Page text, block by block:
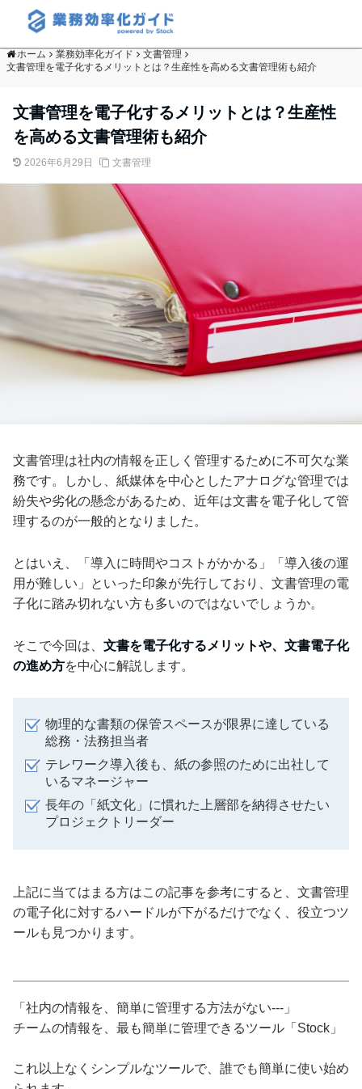
ホーム 業務効率化ガイド
文書管理
文書管理を電子化するメリットとは？生産性を高める文書管理術も紹介
文書管理を電子化するメリットとは？生産性
を高める文書管理術も紹介
2026年6月29日 文書管理
文書管理は社内の情報を正しく管理するために不可欠な業
務です。しかし、紙媒体を中心としたアナログな管理では
紛失や劣化の懸念があるため、近年は文書を電子化して管
理するのが一般的となりました。
とはいえ、「導入に時間やコストがかかる」「導入後の運
用が難しい」といった印象が先行しており、文書管理の電
子化に踏み切れない方も多いのではないでしょうか。
そこで今回は、 文書を電子化するメリットや、文書電子化
の進め方を中心に解説します。
物理的な書類の保管スペースが限界に達している
総務・法務担当者
テレワーク導入後も、紙の参照のために出社して
いるマネージャー
長年の「紙文化」に慣れた上層部を納得させたい
プロジェクトリーダー
上記に当てはまる方はこの記事を参考にすると、文書管理
の電子化に対するハードルが下がるだけでなく、役立つツ
ールも見つかります。
「社内の情報を、簡単に管理する方法がない---」
チームの情報を、最も簡単に管理できるツール「Stock」
これ以上なくシンプルなツールで、誰でも簡単に使い始め